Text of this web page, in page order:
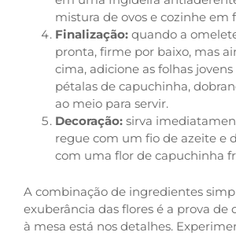
mistura de ovos e cozinhe em
Finalização: quando a
pronta, firme por baixo, mas
cima, adicione as folhas jovens
pétalas de capuchinha,
ao meio para servir.
Decoração: sirva
regue com um fio de azeite e
com uma flor de capuchinha
A combinação de ingredientes
exuberância das flores é a prova de
à mesa está nos detalhes.